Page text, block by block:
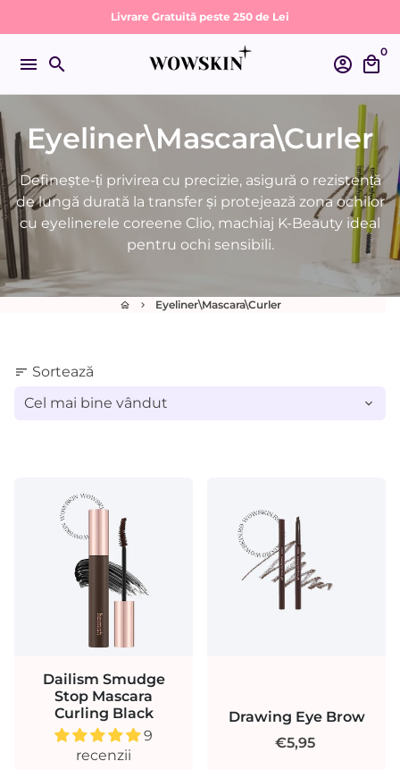
la
conținut
Livrare Gratuită peste 250 de Lei
menu search account_circle local_mall
0
Eyeliner\Mascara\Curler
Definește-ți privirea cu precizie, asigură o rezistență
de lungă durată la transfer și protejează zona ochilor
cu eyelinerele coreene Clio, machiaj K-Beauty ideal
pentru ochi sensibili.
home keyboard_arrow_right Eyeliner\Mascara\Curler
sort Sortează
Dailism Smudge
Stop Mascara
Curling Black
9
recenzii
Drawing Eye Brow
€5,95